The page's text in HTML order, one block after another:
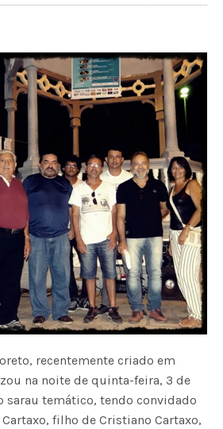
recentemente criado em
na noite de quinta-feira, 3 de
sarau temático, tendo convidado
filho de Cristiano Cartaxo,